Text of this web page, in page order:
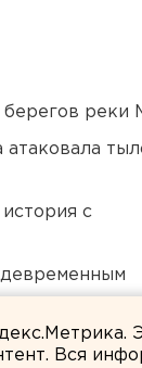
реки
с
Вся